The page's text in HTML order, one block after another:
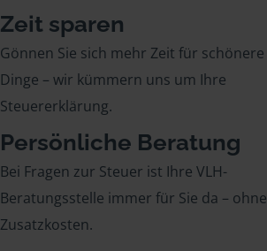
Zeit sparen
Gönnen Sie sich mehr Zeit für schönere
Dinge – wir kümmern uns um Ihre
Steuererklärung.
Persönliche Beratung
Bei Fragen zur Steuer ist Ihre VLH-
Beratungsstelle immer für Sie da – ohne
Zusatzkosten.